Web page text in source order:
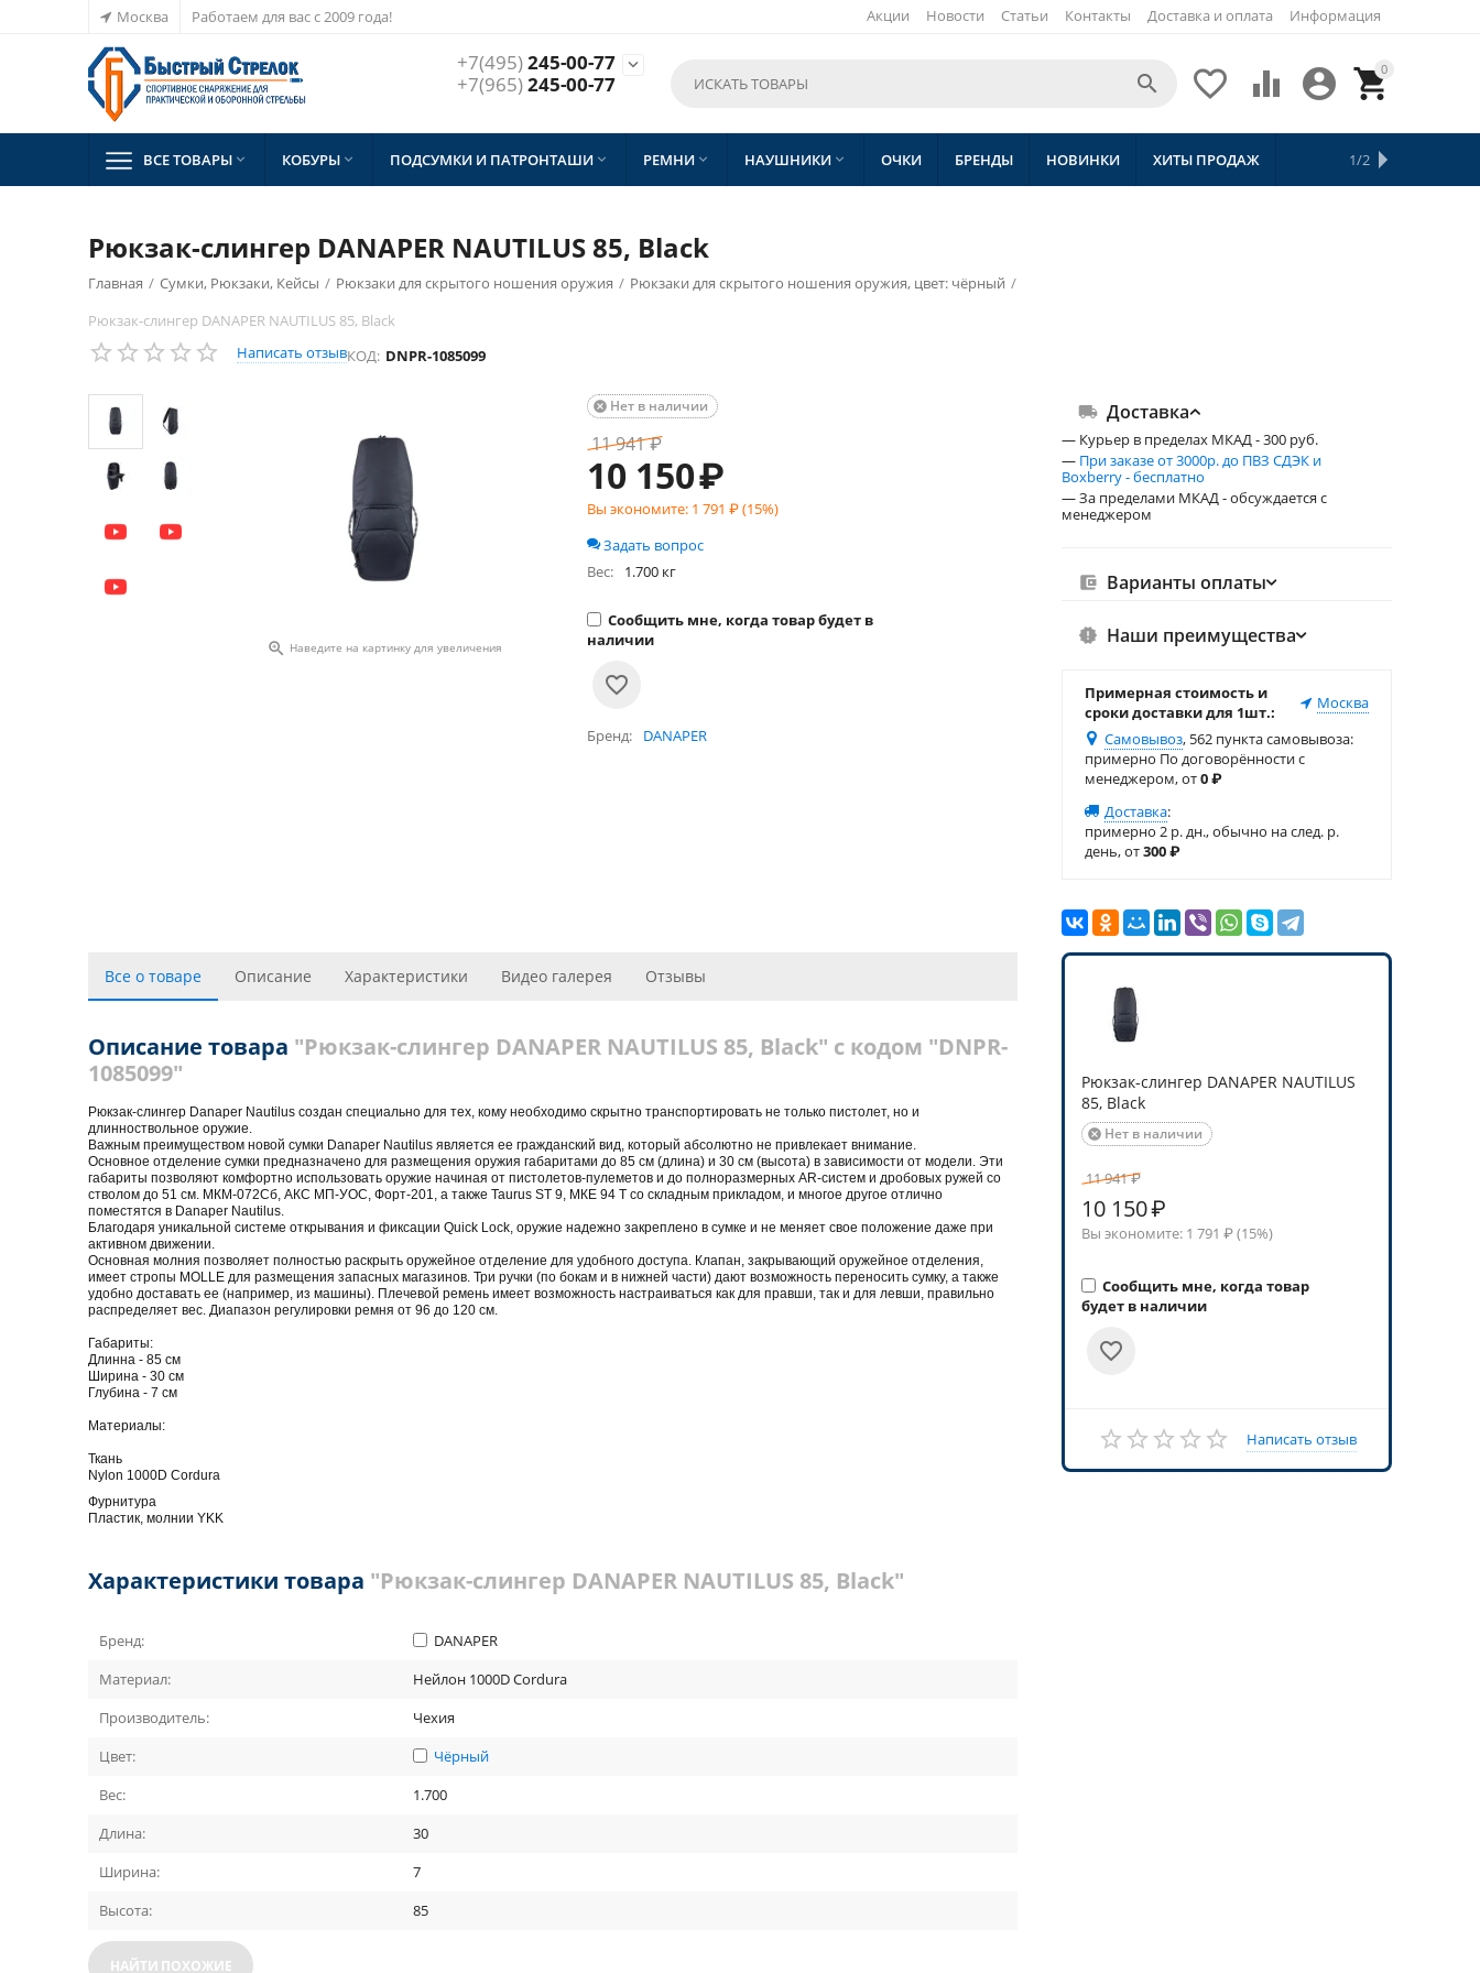
Москва Работаем для вас с 2009 года! Акции Новости Статьи Контакты Доставка и оплата Информация
+7(495)245-00-77
+7(965)245-00-77
 0


 

ВСЕ ТОВАРЫ  КОБУРЫ  ПОДСУМКИ И ПАТРОНТАШИ  РЕМНИ  НАУШНИКИ  ОЧКИ БРЕНДЫ НОВИНКИ ХИТЫ ПРОДАЖ ТОВАРЫ С БЕСПЛАТНОЙ
1/2
Рюкзак-слингер DANAPER NAUTILUS 85, Black
Главная / Сумки, Рюкзаки, Кейсы / Рюкзаки для скрытого ношения оружия / Рюкзаки для скрытого ношения оружия, цвет: чёрный /
Рюкзак-слингер DANAPER NAUTILUS 85, Black
Написать отзывКОД: DNPR-1085099
 Наведите на картинку для увеличения
Нет в наличии

11 941₽
10 150₽
Вы экономите: 1 791 ₽ (15%)
Задать вопрос
Вес:
1.700 кг
Сообщить мне, когда товар будет в
наличии
Бренд DANAPER
Доставка
— Курьер в пределах МКАД - 300 руб.
— При заказе от 3000р. до ПВЗ СДЭК и
Boxberry - бесплатно
— За пределами МКАД - обсуждается с
менеджером
Варианты оплаты
Наши преимущества
Примерная стоимость и
сроки доставки для 1шт.:
Москва
Самовывоз, 562 пункта самовывоза:
примерно По договорённости с
менеджером, от0₽
Доставка:
примерно 2 р. дн., обычно на след. р.
день, от300₽
Рюкзак-слингер DANAPER NAUTILUS
85, Black
Нет в наличии

11 941₽
10 150₽
Вы экономите: 1 791 ₽ (15%)
Сообщить мне, когда товар
будет в наличии
Написать отзыв
Все о товаре Описание Характеристики Видео галерея Отзывы
Описание товара "Рюкзак-слингер DANAPER NAUTILUS 85, Black" с кодом "DNPR-
1085099"
Рюкзак-слингер Danaper Nautilus создан специально для тех, кому необходимо скрытно транспортировать не только пистолет, но и
длинноствольное оружие.
Важным преимуществом новой сумки Danaper Nautilus является ее гражданский вид, который абсолютно не привлекает внимание.
Основное отделение сумки предназначено для размещения оружия габаритами до 85 см (длина) и 30 см (высота) в зависимости от модели. Эти
габариты позволяют комфортно использовать оружие начиная от пистолетов-пулеметов и до полноразмерных AR-систем и дробовых ружей со
стволом до 51 см. МКМ-072Сб, АКС МП-УОС, Форт-201, а также Taurus ST 9, МКЕ 94 Т со складным прикладом, и многое другое отлично
поместятся в Danaper Nautilus.
Благодаря уникальной системе открывания и фиксации Quick Lock, оружие надежно закреплено в сумке и не меняет свое положение даже при
активном движении.
Основная молния позволяет полностью раскрыть оружейное отделение для удобного доступа. Клапан, закрывающий оружейное отделения,
имеет стропы MOLLE для размещения запасных магазинов. Три ручки (по бокам и в нижней части) дают возможность переносить сумку, а также
удобно доставать ее (например, из машины). Плечевой ремень имеет возможность настраиваться как для правши, так и для левши, правильно
распределяет вес. Диапазон регулировки ремня от 96 до 120 см.
Габариты:
Длинна - 85 см
Ширина - 30 см
Глубина - 7 см
Материалы:
Ткань
Nylon 1000D Cordura
Фурнитура
Пластик, молнии YKK
Характеристики товара "Рюкзак-слингер DANAPER NAUTILUS 85, Black"
Бренд:
DANAPER
Материал:
Нейлон 1000D Cordura
Производитель:
Чехия
Цвет:
Чёрный
Вес:
1.700
Длина:
30
Ширина:
7
Высота:
85
НАЙТИ ПОХОЖИЕ